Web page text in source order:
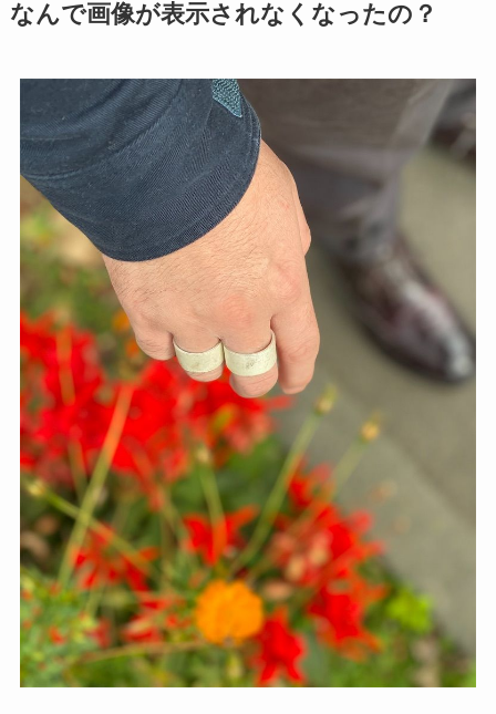
なんで画像が表示されなくなったの？